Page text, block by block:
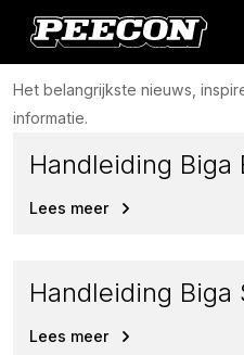
Nieuws
Het belangrijkste nieuws,
informatie.
Handleiding Biga
Lees meer
Handleiding Biga
Lees meer